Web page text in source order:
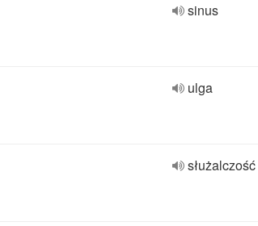
sinus
ulga
służalczość